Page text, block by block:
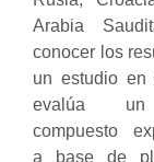
Arabia
conocer los
un estudio
evalúa
compuesto
a base de